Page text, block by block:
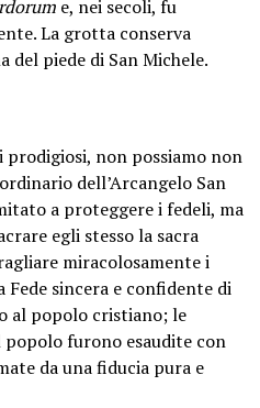
e, nei secoli, fu
La grotta conserva
del piede di San Michele.
non possiamo non
dell’Arcangelo San
a proteggere i fedeli, ma
egli stesso la sacra
miracolosamente i
Fede sincera e confidente di
al popolo cristiano; le
popolo furono esaudite con
da una fiducia pura e